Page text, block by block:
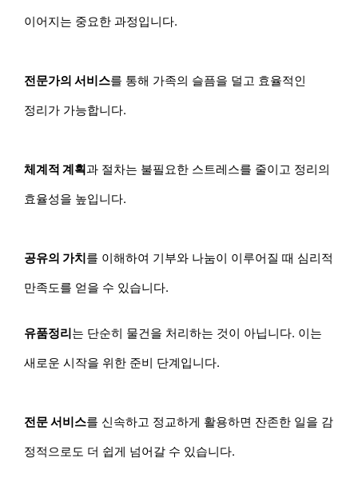
이어지는 중요한 과정입니다.
전문가의 서비스를 통해 가족의 슬픔을 덜고 효율적인
정리가 가능합니다.
체계적 계획과 절차는 불필요한 스트레스를 줄이고 정리의
효율성을 높입니다.
공유의 가치를 이해하여 기부와 나눔이 이루어질 때 심리적
만족도를 얻을 수 있습니다.
유품정리는 단순히 물건을 처리하는 것이 아닙니다. 이는
새로운 시작을 위한 준비 단계입니다.
전문 서비스를 신속하고 정교하게 활용하면 잔존한 일을 감
정적으로도 더 쉽게 넘어갈 수 있습니다.